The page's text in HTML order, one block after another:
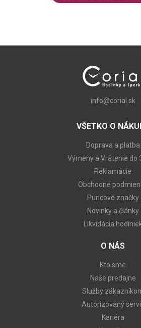
info@corial.sk
VŠETKO O
Doprava a platba
Výmeny a Vrátenie do
Reklamácie
Obchodné
Puncové značky
Novinky a články
Likvidácia
O NÁS
Kto sme
Naše predajne
Služby
Autorizovaný
Kariéra